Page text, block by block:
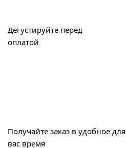
Дегустируйте перед
оплатой
Получайте заказ в удобное для
вас время